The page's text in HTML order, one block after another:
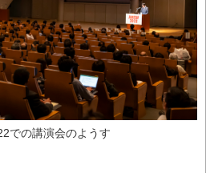
での講演会のようす